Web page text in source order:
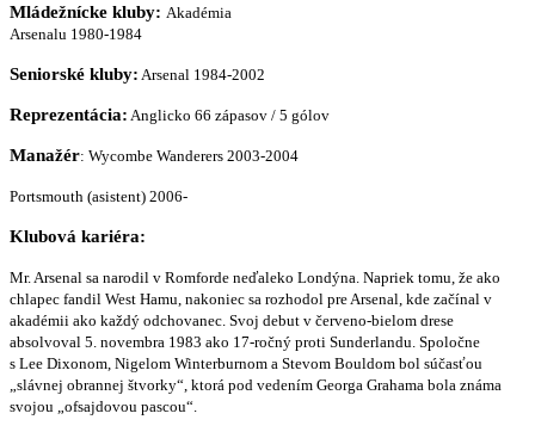
Mládežnícke kluby: Akadémia
Arsenalu 1980-1984
Seniorské kluby: Arsenal 1984-2002
Reprezentácia: Anglicko 66 zápasov / 5 gólov
Manažér: Wycombe Wanderers 2003-2004
Portsmouth (asistent) 2006-
Klubová kariéra:
Mr. Arsenal sa narodil v Romforde neďaleko Londýna. Napriek tomu, že ako
chlapec fandil West Hamu, nakoniec sa rozhodol pre Arsenal, kde začínal v
akadémii ako každý odchovanec. Svoj debut v červeno-bielom drese
absolvoval 5. novembra 1983 ako 17-ročný proti Sunderlandu. Spoločne
s Lee Dixonom, Nigelom Winterburnom a Stevom Bouldom bol súčasťou
„slávnej obrannej štvorky“, ktorá pod vedením Georga Grahama bola známa
svojou
„ofsajdovou pascou“.